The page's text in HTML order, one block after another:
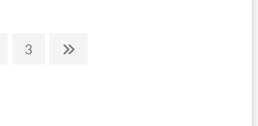
Página
3
Página